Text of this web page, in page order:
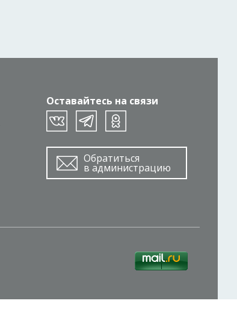
Оставайтесь на связи
Обратиться
в администрацию